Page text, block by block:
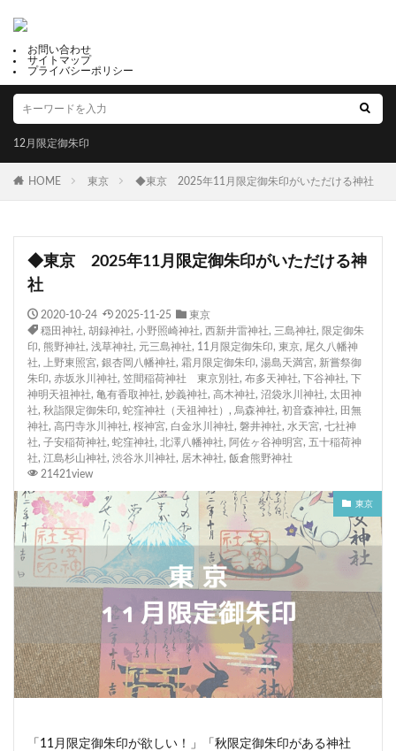
お問い合わせ
サイトマップ
プライバシーポリシー
12月限定御朱印
HOME 東京 ◆東京 2025年11月限定御朱印がいただける神社
◆東京 2025年11月限定御朱印がいただける神
社
2020-10-24 2025-11-25
東京
穏田神社, 胡録神社, 小野照崎神社, 西新井雷神社, 三島神社, 限定御朱
印, 熊野神社, 浅草神社, 元三島神社, 11月限定御朱印, 東京, 尾久八幡神
社, 上野東照宮, 銀杏岡八幡神社, 霜月限定御朱印, 湯島天満宮, 新嘗祭御
朱印, 赤坂氷川神社, 笠間稲荷神社 東京別社, 布多天神社, 下谷神社, 下
神明天祖神社, 亀有香取神社, 妙義神社, 高木神社, 沼袋氷川神社, 太田神
社, 秋詣限定御朱印, 蛇窪神社（天祖神社） , 烏森神社, 初音森神社, 田無
神社, 高円寺氷川神社, 桜神宮, 白金氷川神社, 磐井神社, 水天宮, 七社神
社, 子安稲荷神社, 蛇窪神社, 北澤八幡神社, 阿佐ヶ谷神明宮, 五十稲荷神
社, 江島杉山神社, 渋谷氷川神社, 居木神社, 飯倉熊野神社
21421view
東京
「11月限定御朱印が欲しい！」「秋限定御朱印がある神社